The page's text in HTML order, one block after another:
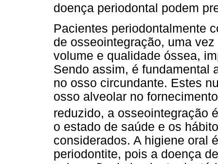
doença periodontal podem
Pacientes periodontalmente
de osseointegração, uma
volume e qualidade óssea,
Sendo assim, é fundamental
no osso circundante. Estes
osso alveolar no
reduzido, a osseointegração
o estado de saúde e os
considerados. A higiene oral
periodontite, pois a doença